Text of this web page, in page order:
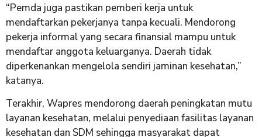
“Pemda juga pastikan pemberi kerja untuk
mendaftarkan pekerjanya tanpa kecuali. Mendorong
pekerja informal yang secara finansial mampu untuk
mendaftar anggota keluarganya. Daerah tidak
diperkenankan mengelola sendiri jaminan kesehatan,”
katanya.
Terakhir, Wapres mendorong daerah peningkatan mutu
layanan kesehatan, melalui penyediaan fasilitas layanan
kesehatan dan SDM sehingga masyarakat dapat